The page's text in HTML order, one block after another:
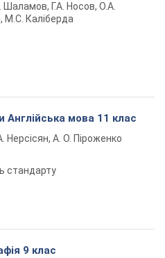
Шаламов, Г.А. Носов, О.А.
М.С. Каліберда
Англійська мова 11 клас
Нерсісян, А. О. Піроженко
стандарту
9 клас